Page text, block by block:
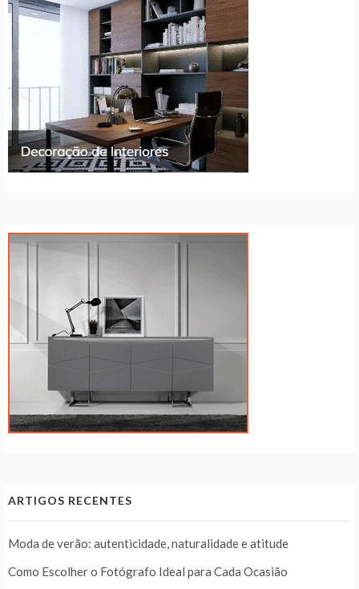
ARTIGOS RECENTES
Moda de verão: autenticidade, naturalidade e atitude
Como Escolher o Fotógrafo Ideal para Cada Ocasião